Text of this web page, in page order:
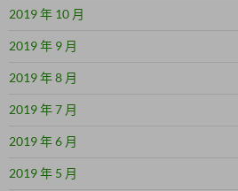
2019 年 10 月
2019 年 9 月
2019 年 8 月
2019 年 7 月
2019 年 6 月
2019 年 5 月